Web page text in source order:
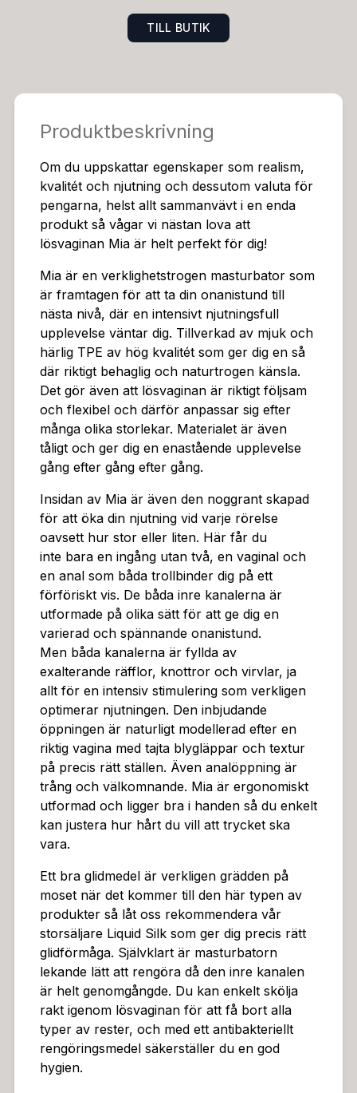
grant skapad för att öka din njutning vid varje rörelse
oavsett hur stor eller liten. Här får du inte bara en ing
r utformade på olika sätt för att ge dig en varierad oc
a av exalterande räfflor, knottror och virvlar, ja allt fö
ningen. Den inbjudande öppningen är naturligt modell
erad efter en riktig vagina med tajta blygläppar och te
xtur på precis rätt ställen. Även analöppning är trång
och välkomnande. Mia är ergonomiskt utformad och l
igger bra i handen så du enkelt kan justera hur hårt d
n grädden på moset när det kommer till den här typen
av produkter så låt oss rekommendera vår storsäljare
Liquid Silk som ger dig precis rätt glidförmåga. Självkla
rt är masturbatorn lekande lätt att rengöra då den inr
e kanalen är helt genomgångde. Du kan enkelt skölja
rakt igenom lösvaginan för att få bort alla typer av re
ster, och med ett antibakteriellt rengöringsmedel säke
rställer du en god hygien. Material: Högkvalitativ TPEL
ängd: 14,6 cm (stretchig)Diameter: Upp till 10 cm (myc
ket stretchig)
TILL BUTIK
Produktbeskrivning
Om du uppskattar egenskaper som realism,
kvalitét och njutning och dessutom valuta för
pengarna, helst allt sammanvävt i en enda
produkt så vågar vi nästan lova att
lösvaginan Mia är helt perfekt för dig!
Mia är en verklighetstrogen masturbator som
är framtagen för att ta din onanistund till
nästa nivå, där en intensivt njutningsfull
upplevelse väntar dig. Tillverkad av mjuk och
härlig TPE av hög kvalitét som ger dig en så
där riktigt behaglig och naturtrogen känsla.
Det gör även att lösvaginan är riktigt följsam
och flexibel och därför anpassar sig efter
många olika storlekar. Materialet är även
tåligt och ger dig en enastående upplevelse
gång efter gång efter gång.
Insidan av Mia är även den noggrant skapad
för att öka din njutning vid varje rörelse
oavsett hur stor eller liten. Här får du
inte bara en ingång utan två, en vaginal och
en anal som båda trollbinder dig på ett
förföriskt vis. De båda inre kanalerna är
utformade på olika sätt för att ge dig en
varierad och spännande onanistund.
Men båda kanalerna är fyllda av
exalterande räfflor, knottror och virvlar, ja
allt för en intensiv stimulering som verkligen
optimerar njutningen. Den inbjudande
öppningen är naturligt modellerad efter en
riktig vagina med tajta blygläppar och textur
på precis rätt ställen. Även analöppning är
trång och välkomnande. Mia är ergonomiskt
utformad och ligger bra i handen så du enkelt
kan justera hur hårt du vill att trycket ska
vara.
Ett bra glidmedel är verkligen grädden på
moset när det kommer till den här typen av
produkter så låt oss rekommendera vår
storsäljare Liquid Silk som ger dig precis rätt
glidförmåga. Självklart är masturbatorn
lekande lätt att rengöra då den inre kanalen
är helt genomgångde. Du kan enkelt skölja
rakt igenom lösvaginan för att få bort alla
typer av rester, och med ett antibakteriellt
rengöringsmedel säkerställer du en god
hygien.